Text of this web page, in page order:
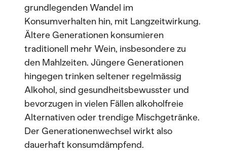
grundlegenden Wandel im
Konsumverhalten hin, mit Langzeitwirkung.
Ältere Generationen konsumieren
traditionell mehr Wein, insbesondere zu
den Mahlzeiten. Jüngere Generationen
hingegen trinken seltener regelmässig
Alkohol, sind gesundheitsbewusster und
bevorzugen in vielen Fällen alkoholfreie
Alternativen oder trendige Mischgetränke.
Der Generationenwechsel wirkt also
dauerhaft konsumdämpfend.